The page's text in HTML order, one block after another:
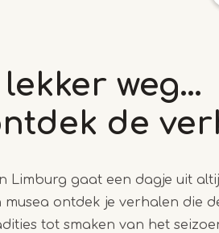
weg…
de
Limburg gaat een dagje uit
ontdek je verhalen die
tot smaken van het